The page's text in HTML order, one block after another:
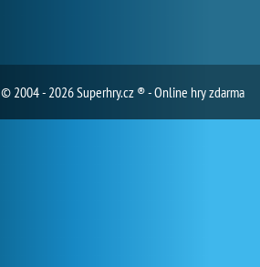
© 2004 - 2026 Superhry.cz ® - Online hry zdarma